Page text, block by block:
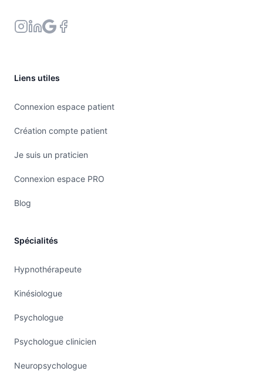
Liens utiles
Connexion espace patient
Création compte patient
Je suis un praticien
Connexion espace PRO
Blog
Spécialités
Hypnothérapeute
Kinésiologue
Psychologue
Psychologue clinicien
Neuropsychologue